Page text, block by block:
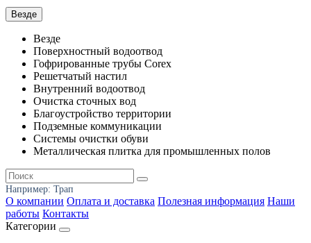
Везде
Везде
Поверхностный водоотвод
Гофрированные трубы Corex
Решетчатый настил
Внутренний водоотвод
Очистка сточных вод
Благоустройство территории
Подземные коммуникации
Системы очистки обуви
Металлическая плитка для промышленных полов
Например: Трап
О компании Оплата и доставка Полезная информация Наши
работы Контакты
Категории